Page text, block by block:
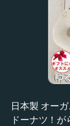
日本製 オー
ドーナツ！